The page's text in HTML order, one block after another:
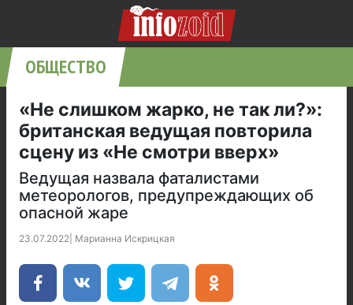
ОБЩЕСТВО
«Не слишком жарко, не так ли?»:
британская ведущая повторила
сцену из «Не смотри вверх»
Ведущая назвала фаталистами
метеорологов, предупреждающих об
опасной жаре
23.07.2022 Марианна Искрицкая